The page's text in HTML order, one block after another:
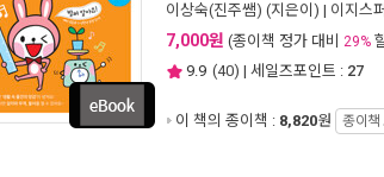
이상숙(진주쌤) (지은이) | 이지스
7,000원 (종이책 정가 대비 29%
9.9 (40) | 세일즈포인트 : 27
이 책의 종이책 : 8,820원 종이책